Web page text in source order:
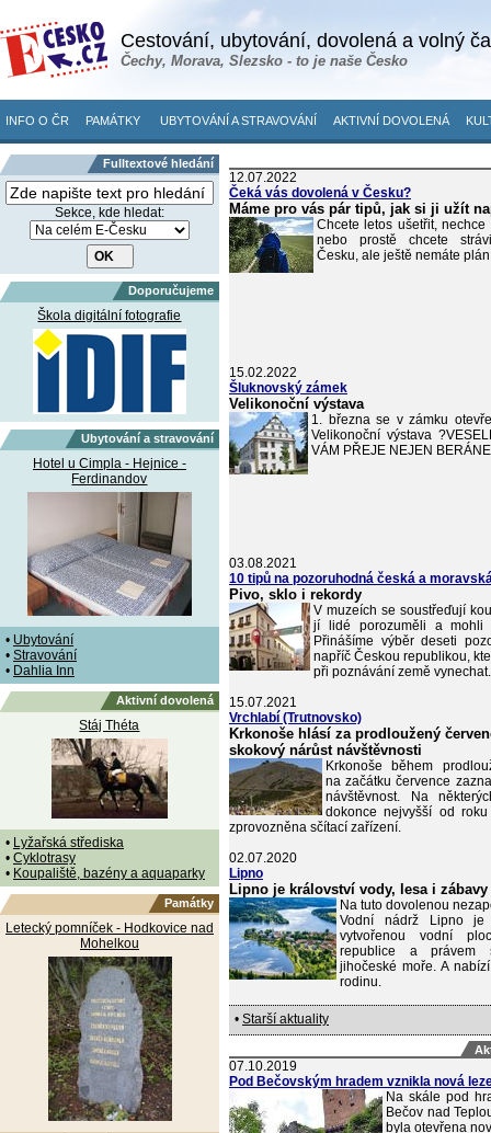
Cestování, ubytování, dovolená a volný
Čechy, Morava, Slezsko - to je naše Česko
INFO O ČR PAMÁTKY UBYTOVÁNÍ A STRAVOVÁNÍ AKTIVNÍ DOVOLENÁ
Fulltextové hledání
Sekce, kde hledat:
Doporučujeme
Škola digitální fotografie
Ubytování a stravování
Hotel u Cimpla - Hejnice -
Ferdinandov
• Ubytování
• Stravování
• Dahlia Inn
Aktivní dovolená
Stáj Théta
• Lyžařská střediska
• Cyklotrasy
• Koupaliště, bazény a aquaparky
Památky
Letecký pomníček - Hodkovice nad
Mohelkou
12.07.2022
Čeká vás dovolená v Česku?
Máme pro vás pár tipů, jak si ji užít
Chcete letos ušetřit, nechce
nebo prostě chcete
Česku, ale ještě nemáte
15.02.2022
Šluknovský zámek
Velikonoční výstava
1. března se v zámku
Velikonoční výstava
VÁM PŘEJE NEJEN
03.08.2021
10 tipů na pozoruhodná česká a
Pivo, sklo i rekordy
V muzeích se soustřeďují
jí lidé porozuměli a
Přinášíme výběr deseti
napříč Českou republikou,
při poznávání země vynechat.
15.07.2021
Vrchlabí (Trutnovsko)
Krkonoše hlásí za prodloužený
skokový nárůst návštěvnosti
Krkonoše během
na začátku července
návštěvnost. Na
dokonce nejvyšší od
zprovozněna sčítací zařízení.
02.07.2020
Lipno
Lipno je království vody, lesa i zábavy
Na tuto dovolenou
Vodní nádrž Lipno je
vytvořenou vodní
republice a právem
jihočeské moře. A
rodinu.
• Starší aktuality
07.10.2019
Pod Bečovským hradem vznikla nová
Na skále pod
Bečov nad
byla otevřena